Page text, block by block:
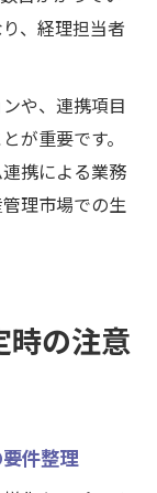
、経理担当者
や、連携項目
が重要です。
携による業務
理市場での生
時の注意
件整理